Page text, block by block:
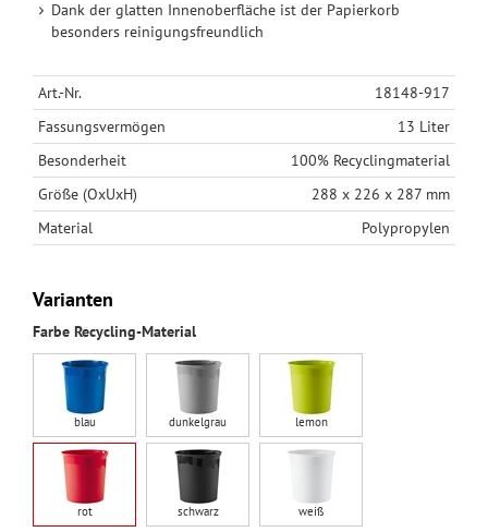
Dank der glatten Innenoberfläche ist der Papierkorb
besonders reinigungsfreundlich
Art.-Nr.
18148-917
Fassungsvermögen
13 Liter
Besonderheit
100% Recyclingmaterial
Größe (OxUxH)
288 x 226 x 287 mm
Material
Polypropylen
Varianten
Farbe Recycling-Material
blau dunkelgrau lemon
rot schwarz weiß